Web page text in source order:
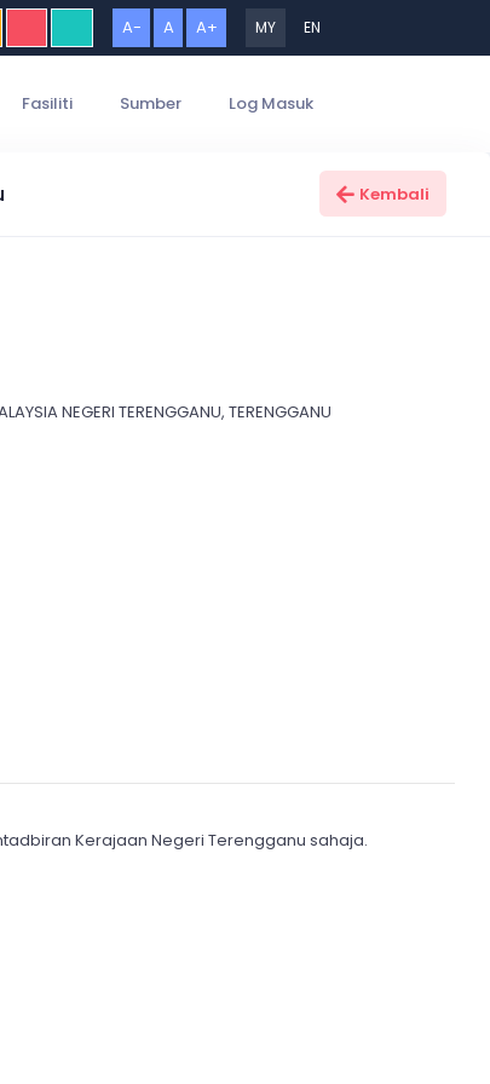
A- A A+ MY EN
Fasiliti Sumber Log Masuk
Kembali
NEGERI TERENGGANU, TERENGGANU
Kerajaan Negeri Terengganu sahaja.